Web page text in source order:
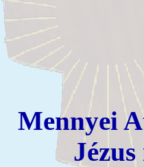
Mennyei